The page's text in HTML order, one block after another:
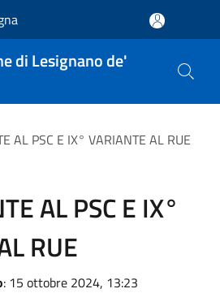
di Lesignano de'
AL PSC E IX° VARIANTE AL RUE
AL PSC E IX°
RUE
: 15 ottobre 2024, 13:23